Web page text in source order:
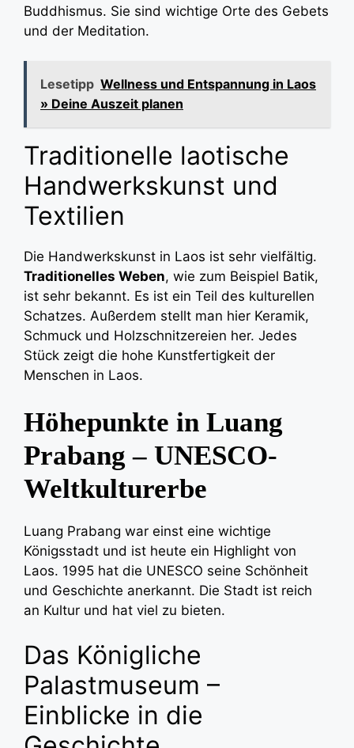
Buddhismus. Sie sind wichtige Orte des Gebets
und der Meditation.
Lesetipp Wellness und Entspannung in Laos
» Deine Auszeit planen
Traditionelle laotische
Handwerkskunst und
Textilien
Die Handwerkskunst in Laos ist sehr vielfältig.
Traditionelles Weben, wie zum Beispiel Batik,
ist sehr bekannt. Es ist ein Teil des kulturellen
Schatzes. Außerdem stellt man hier Keramik,
Schmuck und Holzschnitzereien her. Jedes
Stück zeigt die hohe Kunstfertigkeit der
Menschen in Laos.
Höhepunkte in Luang
Prabang – UNESCO-
Weltkulturerbe
Luang Prabang war einst eine wichtige
Königsstadt und ist heute ein Highlight von
Laos. 1995 hat die UNESCO seine Schönheit
und Geschichte anerkannt. Die Stadt ist reich
an Kultur und hat viel zu bieten.
Das Königliche
Palastmuseum –
Einblicke in die